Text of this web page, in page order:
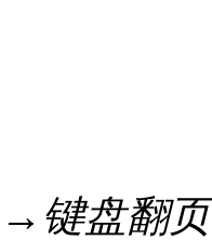
键盘翻页